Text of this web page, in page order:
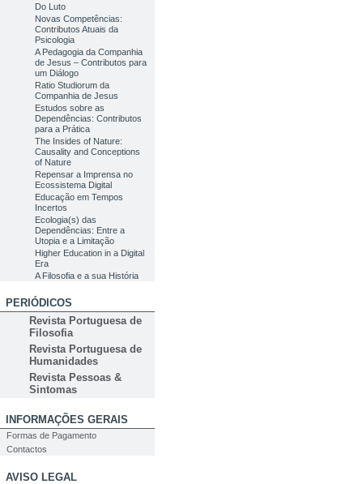
Do Luto
Novas Competências:
Contributos Atuais da
Psicologia
A Pedagogia da Companhia
de Jesus – Contributos para
um Diálogo
Ratio Studiorum da
Companhia de Jesus
Estudos sobre as
Dependências: Contributos
para a Prática
The Insides of Nature:
Causality and Conceptions
of Nature
Repensar a Imprensa no
Ecossistema Digital
Educação em Tempos
Incertos
Ecologia(s) das
Dependências: Entre a
Utopia e a Limitação
Higher Education in a Digital
Era
A Filosofia e a sua História
PERIÓDICOS
Revista Portuguesa de
Filosofia
Revista Portuguesa de
Humanidades
Revista Pessoas &
Sintomas
INFORMAÇÕES GERAIS
Formas de Pagamento
Contactos
AVISO LEGAL